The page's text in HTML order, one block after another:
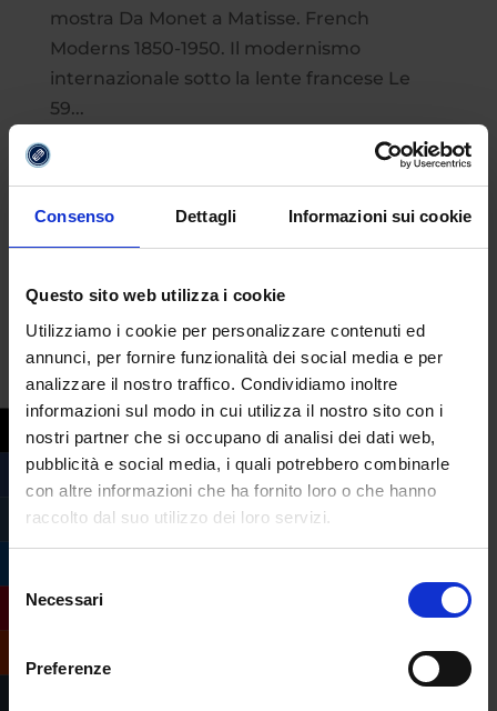
Consenso Dettagli Informazioni sui cookie
Questo sito web utilizza i cookie
Utilizziamo i cookie per personalizzare contenuti ed
annunci, per fornire funzionalità dei social media e per
analizzare il nostro traffico. Condividiamo inoltre
informazioni sul modo in cui utilizza il nostro sito con i
nostri partner che si occupano di analisi dei dati web,
pubblicità e social media, i quali potrebbero combinarle
con altre informazioni che ha fornito loro o che hanno
raccolto dal suo utilizzo dei loro servizi.
delNecessari
Preferenze
mostra Da Monet a Matisse. French
Moderns 1850-1950. Il modernismo
internazionale sotto la lente francese Le
59...
Le luci e ombre dell’America vanno in
mostra a Padova
Arriva a Padova fino al 21 gennaio 2024 una
attraverso 130 opere: American Beauty. Da